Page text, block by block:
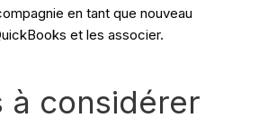
en tant que nouveau
et les associer.
à considérer